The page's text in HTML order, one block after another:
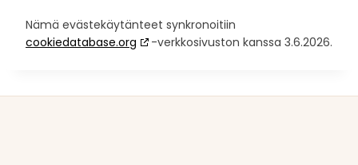
Nämä evästekäytänteet synkronoitiin
cookiedatabase.org
-verkkosivuston kanssa 3.6.2026.